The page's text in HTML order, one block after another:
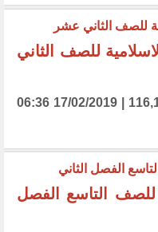
للصف الثاني
مشاهدات: 143,279 | تحميلات: 116,194 | 17/02/2019 06:36
للصف التاسع الفصل